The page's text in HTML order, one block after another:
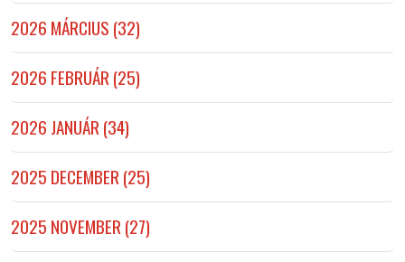
2026 MÁRCIUS (32)
2026 FEBRUÁR (25)
2026 JANUÁR (34)
2025 DECEMBER (25)
2025 NOVEMBER (27)